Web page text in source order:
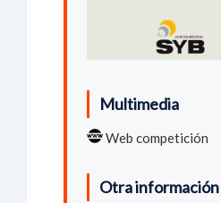
Multimedia
Web competición
Otra información